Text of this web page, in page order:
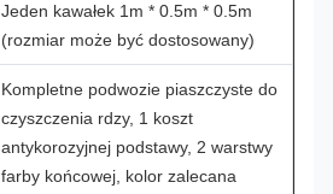
Jeden kawałek 1m * 0.5m * 0.5m
(rozmiar może być dostosowany)
Kompletne podwozie piaszczyste do
czyszczenia rdzy, 1 koszt
antykorozyjnej podstawy, 2 warstwy
farby końcowej, kolor zalecana